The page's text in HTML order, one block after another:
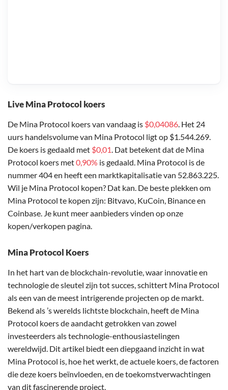
Live Mina Protocol koers
De Mina Protocol koers van vandaag is $0,04086. Het 24
uurs handelsvolume van Mina Protocol ligt op $1.544.269.
De koers is gedaald met $0,01. Dat betekent dat de Mina
Protocol koers met0,90% is gedaald. Mina Protocol is de
nummer 404 en heeft een marktkapitalisatie van 52.863.225.
Wil je Mina Protocol kopen? Dat kan. De beste plekken om
Mina Protocol te kopen zijn: Bitvavo, KuCoin, Binance en
Coinbase. Je kunt meer aanbieders vinden op onze
kopen/verkopen pagina.
Mina Protocol Koers
In het hart van de blockchain-revolutie, waar innovatie en
technologie de sleutel zijn tot succes, schittert Mina Protocol
als een van de meest intrigerende projecten op de markt.
Bekend als ’s werelds lichtste blockchain, heeft de Mina
Protocol koers de aandacht getrokken van zowel
investeerders als technologie-enthousiastelingen
wereldwijd. Dit artikel biedt een diepgaand inzicht in wat
Mina Protocol is, hoe het werkt, de actuele koers, de factoren
die deze koers beïnvloeden, en de toekomstverwachtingen
van dit fascinerende project.